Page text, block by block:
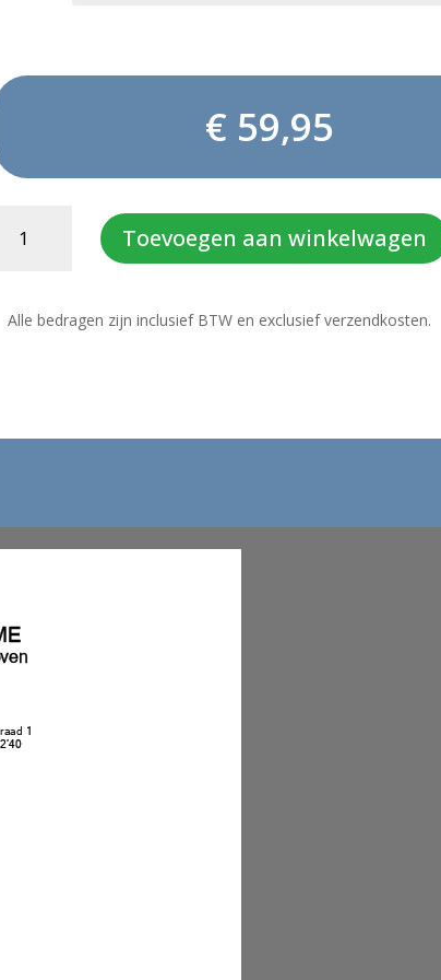
€ 59,95
TIME
Toevoegen aan winkelwagen
Alle bedragen zijn inclusief BTW en exclusief verzendkosten.